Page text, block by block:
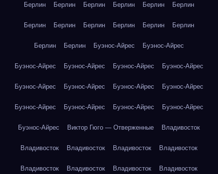
Берлин Берлин Берлин Берлин Берлин Берлин
Берлин Берлин Берлин Берлин Берлин Берлин
Берлин Берлин Буэнос-Айрес Буэнос-Айрес
Буэнос-Айрес Буэнос-Айрес Буэнос-Айрес Буэнос-Айрес
Буэнос-Айрес Буэнос-Айрес Буэнос-Айрес Буэнос-Айрес
Буэнос-Айрес Буэнос-Айрес Буэнос-Айрес Буэнос-Айрес
Буэнос-Айрес Виктор Гюго — Отверженные Владивосток
Владивосток Владивосток Владивосток Владивосток
Владивосток Владивосток Владивосток Владивосток